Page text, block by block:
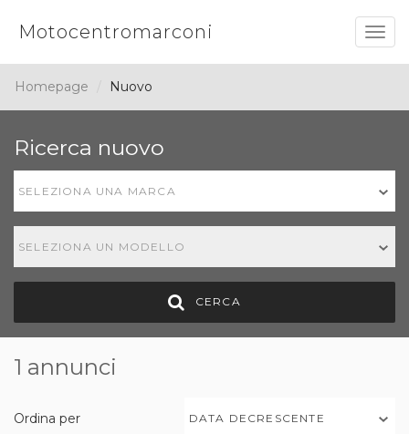
Motocentromarconi
Homepage Nuovo
Ricerca nuovo
SELEZIONA UNA MARCA
SELEZIONA UN MODELLO
CERCA
1 annunci
Ordina per DATA DECRESCENTE